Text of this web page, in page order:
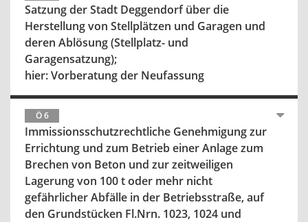
Satzung der Stadt Deggendorf über die
Herstellung von Stellplätzen und Garagen und
deren Ablösung (Stellplatz- und
Garagensatzung);
hier: Vorberatung der Neufassung
Ö 6
Immissionsschutzrechtliche Genehmigung zur
Errichtung und zum Betrieb einer Anlage zum
Brechen von Beton und zur zeitweiligen
Lagerung von 100 t oder mehr nicht
gefährlicher Abfälle in der Betriebsstraße, auf
den Grundstücken Fl.Nrn. 1023, 1024 und